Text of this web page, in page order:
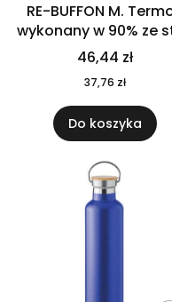
RE-BUFFON M.
wykonany w 90% ze
nierdzewnej
pochodzącej z
recyklingu 520 ml
46,44 zł
37,76 zł
Do koszyka